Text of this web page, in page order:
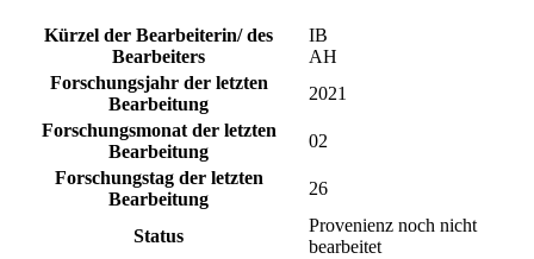
Kürzel der Bearbeiterin/ des
Bearbeiters
IB
AH
Forschungsjahr der letzten
Bearbeitung
2021
Forschungsmonat der letzten
Bearbeitung
02
Forschungstag der letzten
Bearbeitung
26
Status
Provenienz noch nicht
bearbeitet